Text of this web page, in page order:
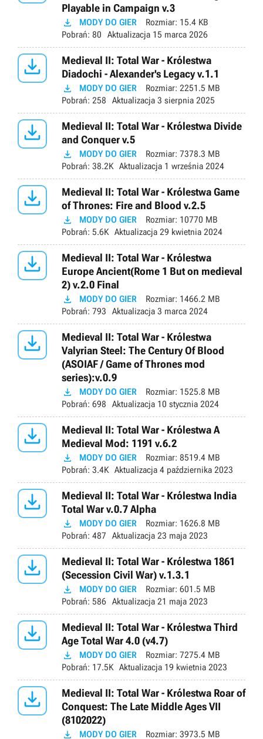
Playable in Campaign v.3
 MODY DO GIER Rozmiar: 15.4 KB
Pobrań: 80 Aktualizacja 15 marca 2026

Medieval II: Total War - Królestwa
Diadochi - Alexander's Legacy v.1.1
 MODY DO GIER Rozmiar: 2251.5 MB
Pobrań: 258 Aktualizacja 3 sierpnia 2025

Medieval II: Total War - Królestwa Divide
and Conquer v.5
 MODY DO GIER Rozmiar: 7378.3 MB
Pobrań: 38.2K Aktualizacja 1 września 2024

Medieval II: Total War - Królestwa Game
of Thrones: Fire and Blood v.2.5
 MODY DO GIER Rozmiar: 10770 MB
Pobrań: 5.6K Aktualizacja 29 kwietnia 2024

Medieval II: Total War - Królestwa
Europe Ancient(Rome 1 But on medieval
2) v.2.0 Final
 MODY DO GIER Rozmiar: 1466.2 MB
Pobrań: 793 Aktualizacja 3 marca 2024

Medieval II: Total War - Królestwa
Valyrian Steel: The Century Of Blood
(ASOIAF / Game of Thrones mod
series):v.0.9
 MODY DO GIER Rozmiar: 1525.8 MB
Pobrań: 698 Aktualizacja 10 stycznia 2024

Medieval II: Total War - Królestwa A
Medieval Mod: 1191 v.6.2
 MODY DO GIER Rozmiar: 8519.4 MB
Pobrań: 3.4K Aktualizacja 4 października 2023

Medieval II: Total War - Królestwa India
Total War v.0.7 Alpha
 MODY DO GIER Rozmiar: 1626.8 MB
Pobrań: 487 Aktualizacja 23 maja 2023

Medieval II: Total War - Królestwa 1861
(Secession Civil War) v.1.3.1
 MODY DO GIER Rozmiar: 601.5 MB
Pobrań: 586 Aktualizacja 21 maja 2023

Medieval II: Total War - Królestwa Third
Age Total War 4.0 (v4.7)
 MODY DO GIER Rozmiar: 7275.4 MB
Pobrań: 17.5K Aktualizacja 19 kwietnia 2023

Medieval II: Total War - Królestwa Roar of
Conquest: The Late Middle Ages VII
(8102022)
 MODY DO GIER Rozmiar: 3973.5 MB